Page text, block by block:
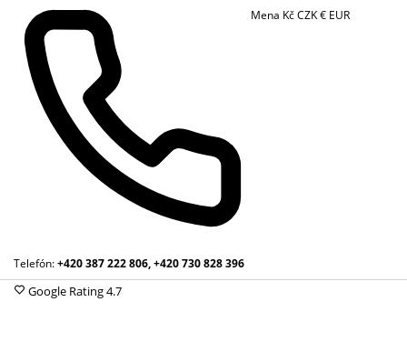
Telefón:+420 387 222 806, +420 730 828 396
Mena KčCZK€ EUR
Google Rating4.7